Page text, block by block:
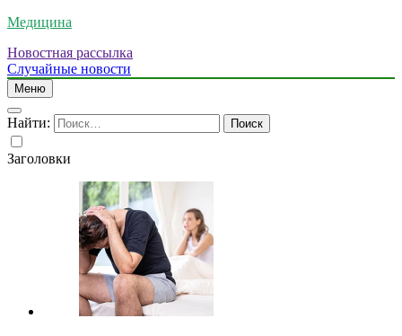
Медицина
Новостная рассылка
Случайные новости
Меню
Найти:
Заголовки